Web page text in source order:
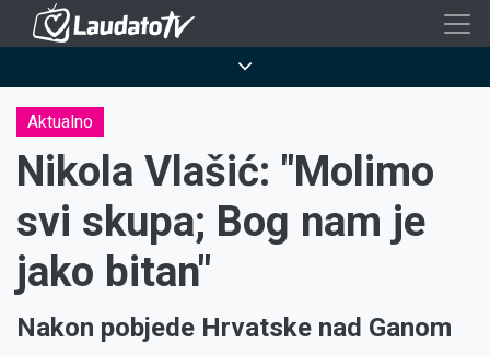
Skoči
sadržaj
Aktualno
Nikola Vlašić: "Molimo
svi skupa; Bog nam je
jako bitan"
Nakon pobjede Hrvatske nad Ganom